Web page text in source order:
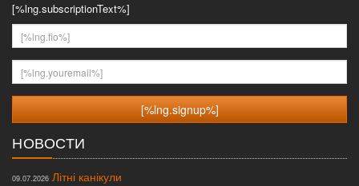
[%lng.subscriptionText%]
[%lng.fio%]
[%lng.youremail%]
НОВОСТИ
09.07.2026 Літні канікули